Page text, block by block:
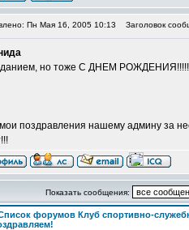
Пн Мая 16, 2005 10:13 Заголовок
но тоже С ДНЕМ
поздравления нашему админу за
Показать сообщения:
форумов Клуб спортивно-